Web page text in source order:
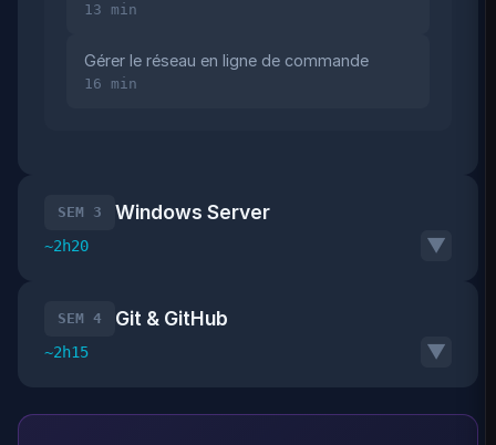
13 min
Gérer le réseau en ligne de commande
16 min
SEM 3 Windows Server
~2h20 ▼
SEM 4 Git & GitHub
~2h15 ▼